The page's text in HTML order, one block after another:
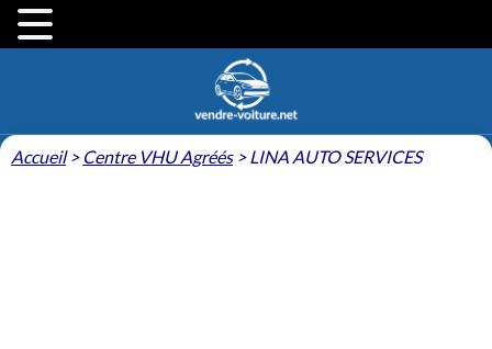
Accueil> Centre VHU Agréés> LINA AUTO SERVICES